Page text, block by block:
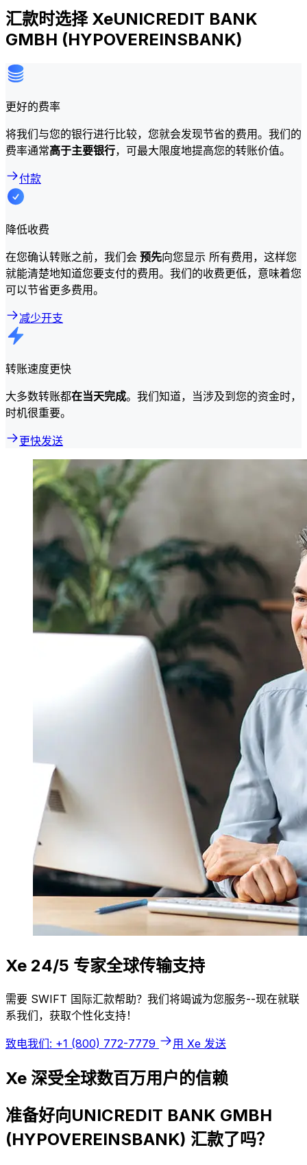
汇款时选择 XeUNICREDIT BANK
GMBH (HYPOVEREINSBANK)
更好的费率
将我们与您的银行进行比较，您就会发现节省的费用。我们的
费率通常高于主要银行，可最大限度地提高您的转账价值。
付款
降低收费
在您确认转账之前，我们会 预先向您显示 所有费用，这样您
就能清楚地知道您要支付的费用。我们的收费更低，意味着您
可以节省更多费用。
减少开支
转账速度更快
大多数转账都在当天完成。我们知道，当涉及到您的资金时，
时机很重要。
更快发送
Xe 24/5 专家全球传输支持
需要 SWIFT 国际汇款帮助？我们将竭诚为您服务--现在就联
系我们，获取个性化支持！
致电我们: +1 (800) 772-7779 用 Xe 发送
Xe 深受全球数百万用户的信赖
准备好向UNICREDIT BANK GMBH
(HYPOVEREINSBANK) 汇款了吗？